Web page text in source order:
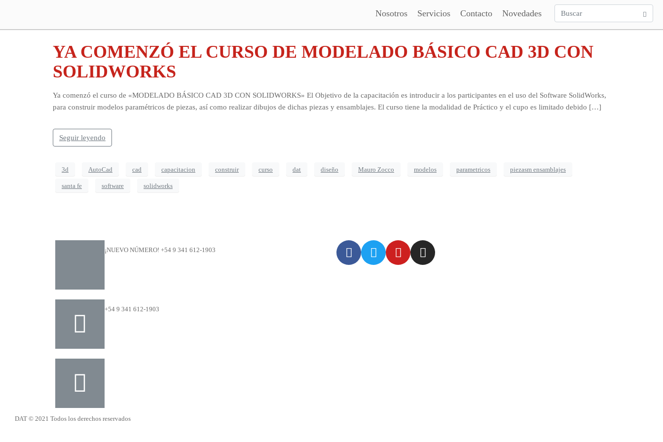
Nosotros Servicios Contacto Novedades
YA COMENZÓ EL CURSO DE MODELADO BÁSICO CAD 3D CON
SOLIDWORKS
Ya comenzó el curso de «MODELADO BÁSICO CAD 3D CON SOLIDWORKS» El Objetivo de la capacitación es introducir a los participantes en el uso del Software SolidWorks,
para construir modelos paramétricos de piezas, así como realizar dibujos de dichas piezas y ensamblajes. El curso tiene la modalidad de Práctico y el cupo es limitado debido […]
Seguir leyendo
3d AutoCad cad capacitacion construir curso dat diseño Mauro Zocco modelos parametricos piezasm ensamblajes
santa fe software solidworks
¡NUEVO NÚMERO! +54 9 341 612-1903
+54 9 341 612-1903
DAT © 2021 Todos los derechos reservados